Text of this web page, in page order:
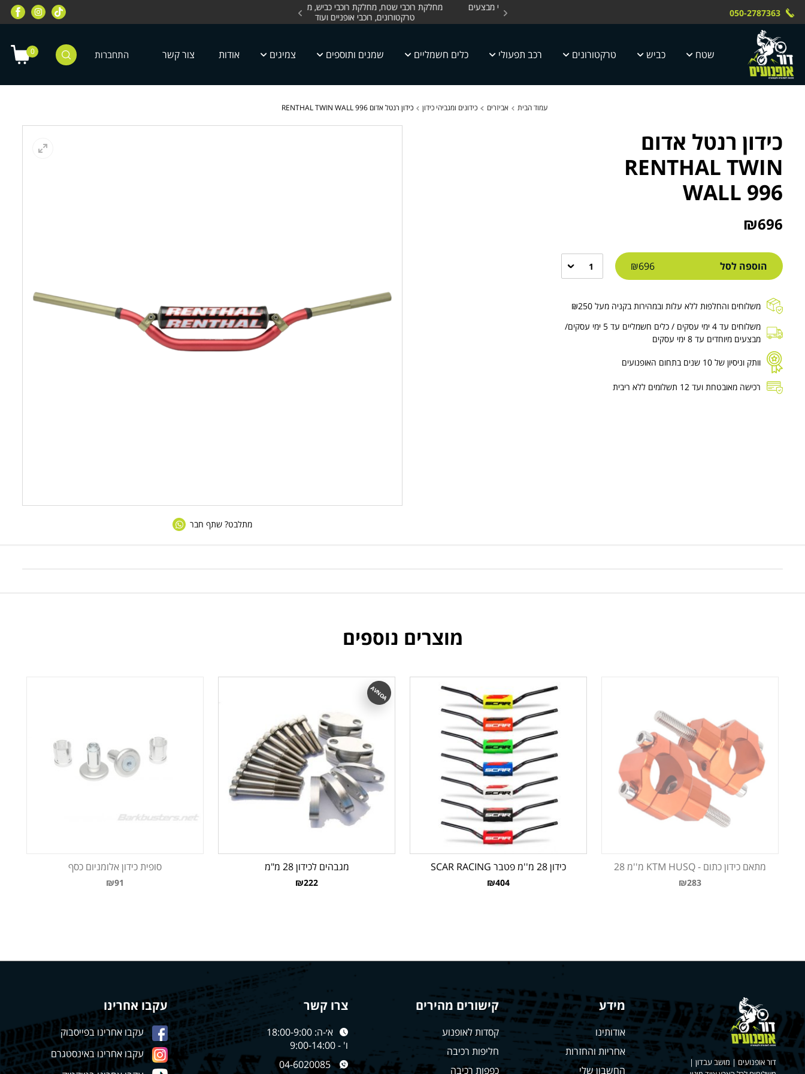
Skip to Content
Contact Us
050-2787363
משלוח חינם עד הבית תוך 4 ימי עסקים, כלים חשמליים עד
מחלקת רוכבי שטח, מחלקת רוכבי כביש, מחלקת
טרקטורונים, רוכבי אופניים ועוד
חפשו אותנו בטיק טוק dor motor
שטח כביש טרקטורונים רכב תפעולי כלים חשמליים שמנים ותוספים צמיגים אודות צור קשר התחברות 0
עמוד הבית אביזרים כידונים ומגביהי כידון כידון רנטל אדום RENTHAL TWIN WALL 996
מתלבט? שתף חבר
כידון רנטל אדום
RENTHAL TWIN
WALL 996
₪696
הוספה לסל ₪696
1
משלוחים והחלפות ללא עלות ובמהירות בקניה מעל ₪250
משלוחים עד 4 ימי עסקים / כלים חשמליים עד 5 ימי עסקים/
מבצעים מיוחדים עד 8 ימי עסקים
וותק וניסיון של 10 שנים בתחום האופנועים
רכישה מאובטחת ועד 12 תשלומים ללא ריבית
מוצרים נוספים
מתאם כידון כתום - KTM HUSQ מ''מ 28
₪283
כידון 28 מ''מ פטבר SCAR RACING
₪404
AVNOA
מגבהים לכידון 28 מ"מ
₪222
סופית כידון אלומניום כסף
₪91
דור אופנועים | מושב עבדון |
מידע
אודותינו
אחריות והחזרות
החשבון שלי
קישורים מהירים
קסדות לאופנוע
חליפות רכיבה
כפפות רכיבה
צרו קשר
א׳-ה: 18:00-9:00
ו' - 9:00-14:00
04-6020085
עקבו אחרינו
עקבו אחרינו בפייסבוק
עקבו אחרינו באינסטגרם